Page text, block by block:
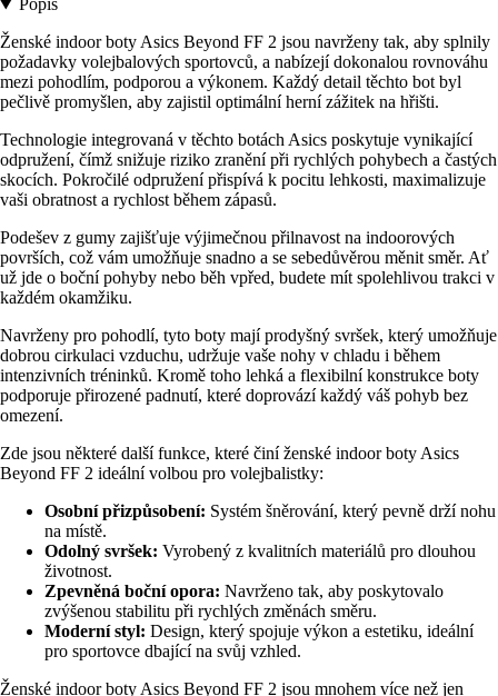
Popis
Ženské indoor boty Asics Beyond FF 2 jsou navrženy tak, aby splnily
požadavky volejbalových sportovců, a nabízejí dokonalou rovnováhu
mezi pohodlím, podporou a výkonem. Každý detail těchto bot byl
pečlivě promyšlen, aby zajistil optimální herní zážitek na hřišti.
Technologie integrovaná v těchto botách Asics poskytuje vynikající
odpružení, čímž snižuje riziko zranění při rychlých pohybech a častých
skocích. Pokročilé odpružení přispívá k pocitu lehkosti, maximalizuje
vaši obratnost a rychlost během zápasů.
Podešev z gumy zajišťuje výjimečnou přilnavost na indoorových
površích, což vám umožňuje snadno a se sebedůvěrou měnit směr. Ať
už jde o boční pohyby nebo běh vpřed, budete mít spolehlivou trakci v
každém okamžiku.
Navrženy pro pohodlí, tyto boty mají prodyšný svršek, který umožňuje
dobrou cirkulaci vzduchu, udržuje vaše nohy v chladu i během
intenzivních tréninků. Kromě toho lehká a flexibilní konstrukce boty
podporuje přirozené padnutí, které doprovází každý váš pohyb bez
omezení.
Zde jsou některé další funkce, které činí ženské indoor boty Asics
Beyond FF 2 ideální volbou pro volejbalistky:
Osobní přizpůsobení: Systém šněrování, který pevně drží nohu
na místě.
Odolný svršek: Vyrobený z kvalitních materiálů pro dlouhou
životnost.
Zpevněná boční opora: Navrženo tak, aby poskytovalo
zvýšenou stabilitu při rychlých změnách směru.
Moderní styl: Design, který spojuje výkon a estetiku, ideální
pro sportovce dbající na svůj vzhled.
Ženské indoor boty Asics Beyond FF 2 jsou mnohem více než jen